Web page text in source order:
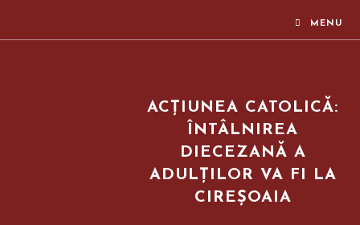
MENU
ACŢIUNEA CATOLICĂ:
ÎNTÂLNIREA
DIECEZANĂ A
ADULŢILOR VA FI LA
CIREŞOAIA